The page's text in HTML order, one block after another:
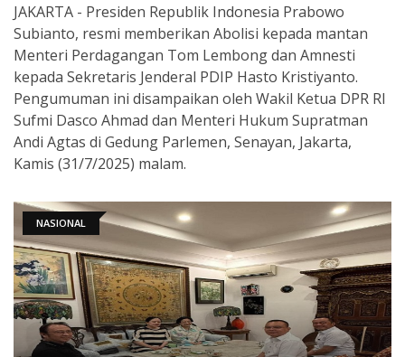
JAKARTA - Presiden Republik Indonesia Prabowo
Subianto, resmi memberikan Abolisi kepada mantan
Menteri Perdagangan Tom Lembong dan Amnesti
kepada Sekretaris Jenderal PDIP Hasto Kristiyanto.
Pengumuman ini disampaikan oleh Wakil Ketua DPR RI
Sufmi Dasco Ahmad dan Menteri Hukum Supratman
Andi Agtas di Gedung Parlemen, Senayan, Jakarta,
Kamis (31/7/2025) malam.
NASIONAL